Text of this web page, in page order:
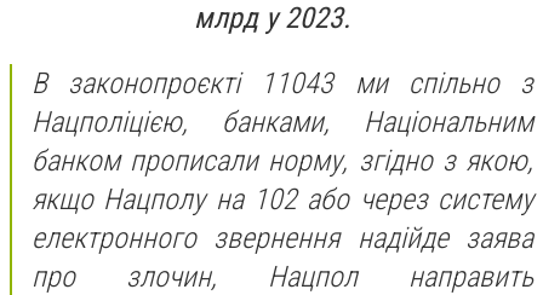
млрд у 2023.
В законопроєкті 11043 ми спільно з
Нацполіцією, банками, Національним
банком прописали норму, згідно з якою,
якщо Нацполу на 102 або через систему
електронного звернення надійде заява
про злочин, Нацпол направить